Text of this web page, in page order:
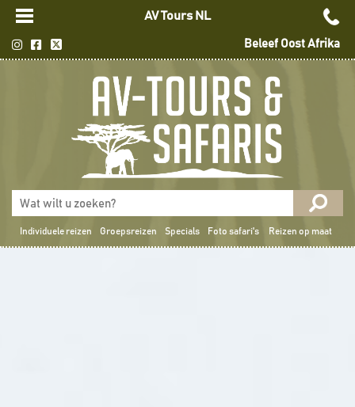
AV Tours NL
Beleef Oost Afrika
Individuele reizen Groepsreizen Specials Foto safari's Reizen op maat